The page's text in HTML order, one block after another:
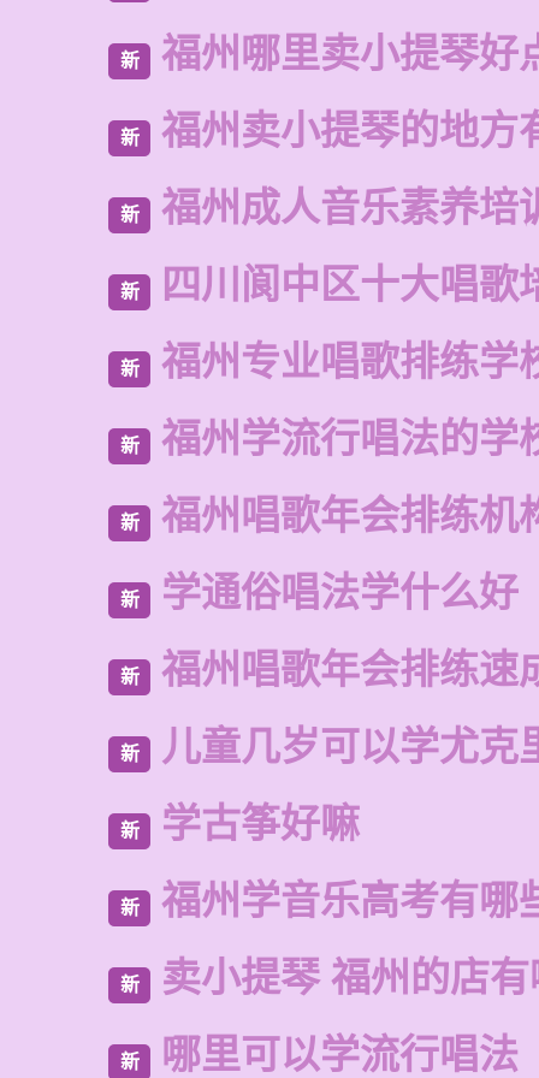
新 福州哪里卖小提琴好
新 福州卖小提琴的地方
新 福州成人音乐素养培
新 四川阆中区十大唱歌
新 福州专业唱歌排练学
新 福州学流行唱法的学
新 福州唱歌年会排练机
新 学通俗唱法学什么好
新 福州唱歌年会排练速
新 儿童几岁可以学尤克
新 学古筝好嘛
新 福州学音乐高考有哪
新 卖小提琴 福州的店
新 哪里可以学流行唱法